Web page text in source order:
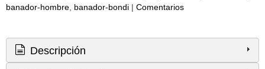
banador-hombre banador-bondi | Comentarios
Descripción